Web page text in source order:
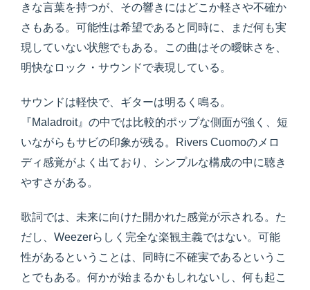
きな言葉を持つが、その響きにはどこか軽さや不確か
さもある。可能性は希望であると同時に、まだ何も実
現していない状態でもある。この曲はその曖昧さを、
明快なロック・サウンドで表現している。
サウンドは軽快で、ギターは明るく鳴る。
『Maladroit』の中では比較的ポップな側面が強く、短
いながらもサビの印象が残る。Rivers Cuomoのメロ
ディ感覚がよく出ており、シンプルな構成の中に聴き
やすさがある。
歌詞では、未来に向けた開かれた感覚が示される。た
だし、Weezerらしく完全な楽観主義ではない。可能
性があるということは、同時に不確実であるというこ
とでもある。何かが始まるかもしれないし、何も起こ